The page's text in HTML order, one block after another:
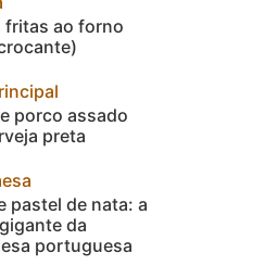
fritas ao forno
porco assado
preta
pastel de nata: a
da
portuguesa